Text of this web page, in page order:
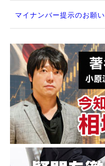
マイナンバー提示のお願い